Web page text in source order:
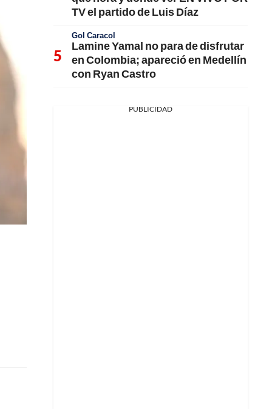
TV el partido de Luis Díaz
Gol Caracol
Lamine Yamal no para de disfrutar
en Colombia; apareció en Medellín
con Ryan Castro
PUBLICIDAD